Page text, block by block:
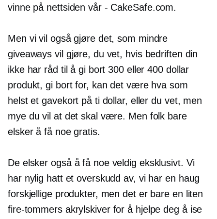
vinne på nettsiden vår - CakeSafe.com.
Men vi vil også gjøre det, som mindre
giveaways vil gjøre, du vet, hvis bedriften din
ikke har råd til å gi bort 300 eller 400 dollar
produkt, gi bort for, kan det være hva som
helst et gavekort på ti dollar, eller du vet, men
mye du vil at det skal være. Men folk bare
elsker å få noe gratis.
De elsker også å få noe veldig eksklusivt. Vi
har nylig hatt et overskudd av, vi har en haug
forskjellige produkter, men det er bare en liten
fire-tommersakrylskiver for å hjelpe deg å ise